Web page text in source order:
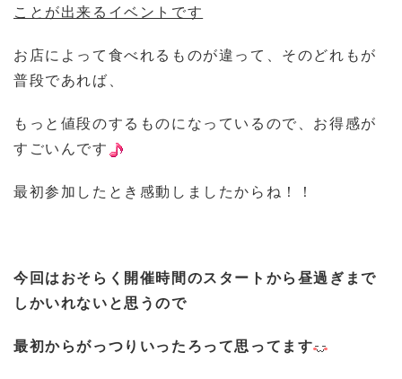
ことが出来るイベントです
お店によって食べれるものが違って、そのどれもが
普段であれば、
もっと値段のするものになっているので、お得感が
すごいんです
最初参加したとき感動しましたからね！！
今回はおそらく開催時間のスタートから昼過ぎまで
しかいれないと思うので
最初からがっつりいったろって思ってます